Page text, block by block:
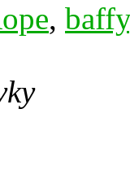
, baffy